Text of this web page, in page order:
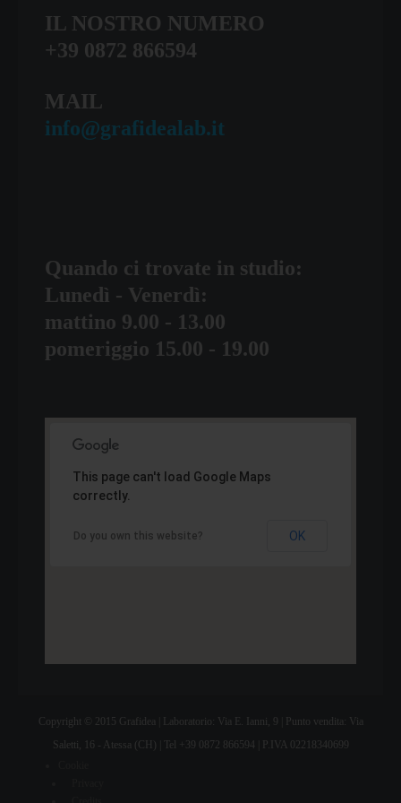
IL NOSTRO NUMERO
+39 0872 866594
MAIL
info@grafidealab.it
Quando ci trovate in studio:
Lunedì - Venerdì:
mattino 9.00 - 13.00
pomeriggio 15.00 - 19.00
This page can't load Google Maps
correctly.
Do you own this website? OK
Copyright © 2015 Grafidea | Laboratorio: Via E. Ianni, 9 | Punto vendita: Via
Saletti, 16 - Atessa (CH) | Tel +39 0872 866594 | P.IVA 02218340699